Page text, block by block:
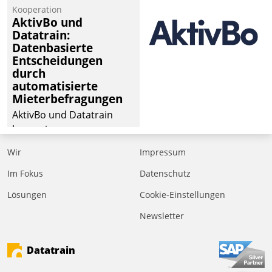
operativen
Instandhaltung in die
SAP-Systemlandschaft
deutscher
Wohnungsunternehmen
– und beschleunigt damit
den Weg vom
Mieteranliegen zum
Dienstleisterauftrag.
Kooperation
AktivBo und
Datatrain:
Datenbasierte
Entscheidungen
durch
automatisierte
Mieterbefragungen
AktivBo und Datatrain
kooperieren –
profitieren: Die nahtlose
Integration der Lösungen
Datatrain ermöglicht
Mieterbefragungen – eine
starke Grundlage für
Wir
Im Fokus
Lösungen
Impressum
Datenschutz
Cookie-Einstellungen
Newsletter
Datatrain